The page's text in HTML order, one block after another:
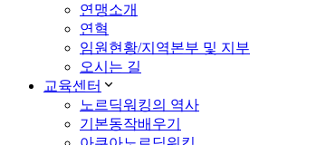
연맹소개
연혁
임원현황/지역본부 및 지부
오시는 길
교육센터
노르딕워킹의 역사
기본동작배우기